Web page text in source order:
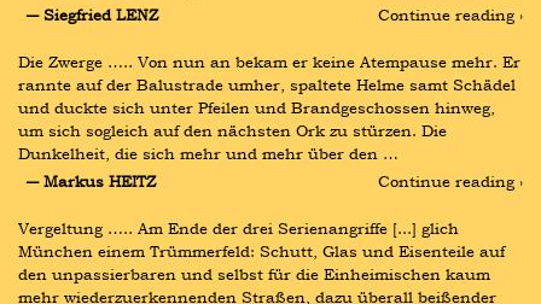
― Siegfried LENZ
Continue reading ›
Die Zwerge ….. Von nun an bekam er keine Atempause mehr. Er
rannte auf der Balustrade umher, spaltete Helme samt Schädel
und duckte sich unter Pfeilen und Brandgeschossen hinweg,
um sich sogleich auf den nächsten Ork zu stürzen. Die
Dunkelheit, die sich mehr und mehr über den …
― Markus HEITZ
Continue reading ›
Vergeltung ….. Am Ende der drei Serienangriffe [...] glich
München einem Trümmerfeld: Schutt, Glas und Eisenteile auf
den unpassierbaren und selbst für die Einheimischen kaum
mehr wiederzuerkennenden Straßen, dazu überall beißender